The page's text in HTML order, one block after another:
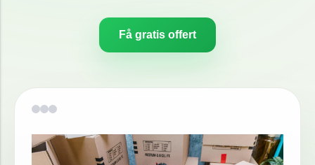
Få gratis offert